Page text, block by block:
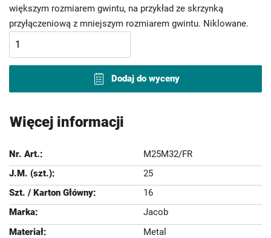
większym rozmiarem gwintu, na przykład ze skrzynką
przyłączeniową z mniejszym rozmiarem gwintu. Niklowane.
Dodaj do wyceny
Więcej informacji
M25M32/FR
25
16
Jacob
Metal